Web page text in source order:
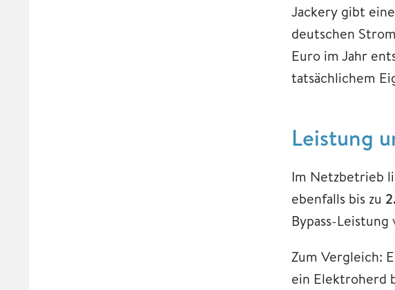
Jackery gibt
deutschen
Euro im Jahr
tatsächlichem
Leistung
Im Netzbetrieb
ebenfalls bis zu
Bypass-Leistung
Zum Vergleich:
ein Elektroherd